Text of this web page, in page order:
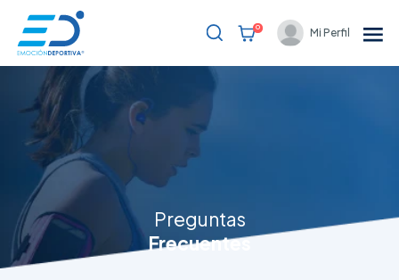
0 Mi Perfil
Bienvenido
Eventos
Resultados
Blog
Soporte al cliente
Partners
Preguntas
Frecuentes